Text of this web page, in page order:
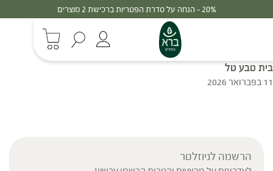
20% - הנחה על סדרת הפטריות ברכישת 2 מוצרים
בית טבע טל
11 בפברואר 2026
הרשמה לניוזלטר